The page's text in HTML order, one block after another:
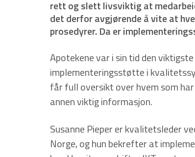
rett og slett livsviktig at
det derfor avgjørende å vite at
prosedyrer. Da er
Apotekene var i sin tid den
implementeringsstøtte i
får full oversikt over hvem som
annen viktig informasjon.
Susanne Pieper er kvalitetsleder
Norge, og hun bekrefter at